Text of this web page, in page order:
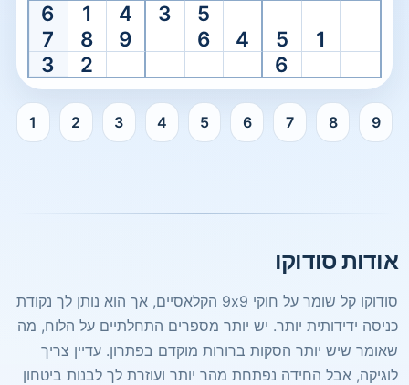
6
1 4 3
5
7
8 9 6 4 5
1
3
2 6
1 2 3 4 5 6 7 8 9
אודות סודוקו
סודוקו קל שומר על חוקי 9x9 הקלאסיים, אך הוא נותן לך נקודת
כניסה ידידותית יותר. יש יותר מספרים התחלתיים על הלוח, מה
שאומר שיש יותר הסקות ברורות מוקדם בפתרון. עדיין צריך
לוגיקה, אבל החידה נפתחת מהר יותר ועוזרת לך לבנות ביטחון